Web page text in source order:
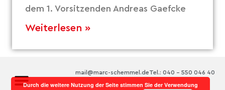
dem 1. Vorsitzenden Andreas Gaefcke
Weiterlesen »
Tel.: 040 – 550 046 40
mail@marc-schemmel.de
Durch die weitere Nutzung der Seite stimmen Sie der Verwendung